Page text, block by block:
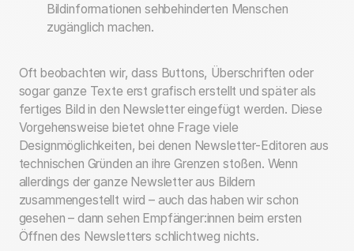
Bildinformationen sehbehinderten Menschen
zugänglich machen.
Oft beobachten wir, dass Buttons, Überschriften oder
sogar ganze Texte erst grafisch erstellt und später als
fertiges Bild in den Newsletter eingefügt werden. Diese
Vorgehensweise bietet ohne Frage viele
Designmöglichkeiten, bei denen Newsletter-Editoren aus
technischen Gründen an ihre Grenzen stoßen. Wenn
allerdings der ganze Newsletter aus Bildern
zusammengestellt wird – auch das haben wir schon
gesehen – dann sehen Empfänger:innen beim ersten
Öffnen des Newsletters schlichtweg nichts.